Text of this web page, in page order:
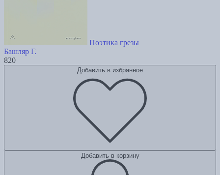
Поэтика грезы
Башляр Г.
820
Добавить в избранное
Добавить в корзину